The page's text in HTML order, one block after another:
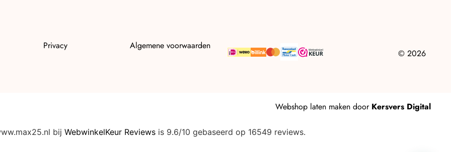
Privacy Algemene voorwaarden
© 2026
Webshop laten maken door Kersvers Digital
bij WebwinkelKeur Reviews is 9.6/10 gebaseerd op 16549 reviews.